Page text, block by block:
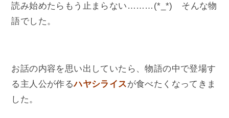
読み始めたらもう止まらない………(*_*) そんな物
語でした。
お話の内容を思い出していたら、物語の中で登場す
る主人公が作るハヤシライスが食べたくなってきま
した。